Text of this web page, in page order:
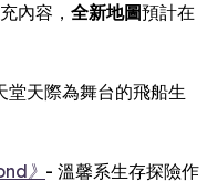
內容， 全新地圖預計在
堂天際為舞台的飛船生
》 - 溫馨系生存探險作